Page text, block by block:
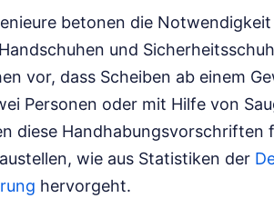
betonen die
und
vor, dass Scheiben ab einem
Personen oder mit Hilfe von
diese Handhabungsvorschriften
wie aus Statistiken der
hervorgeht.